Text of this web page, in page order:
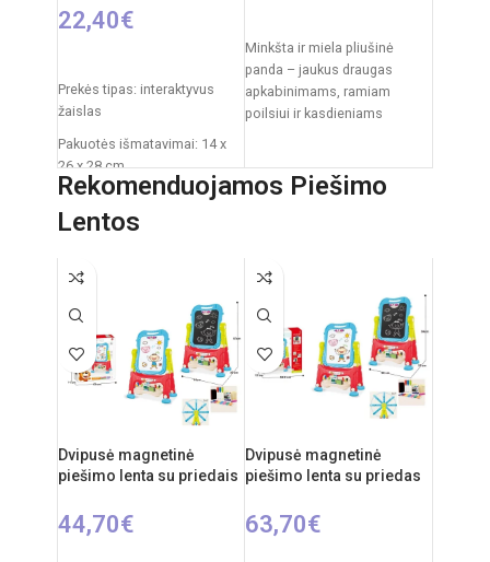
22,40€
Prekės tipas: interaktyvus
žaislas
Pakuotės išmatavimai: 14 x
26 x 28 cm
Žaislo išmatavimai: 27 × 12 ×
27 cm
nuo 3 metų
Elementai: 3 x AA
(nepridedamos)
Minkšta ir miela pliušinė
panda – jaukus draugas
apkabinimams, ramiam
poilsiui ir kasdieniams
švelnus
Rekomenduojamos Piešimo
Lentos
Dvipusė magnetinė
piešimo lenta su priedais
44,70€
Dvipusė magnetinė
piešimo lenta su priedas
63,70€